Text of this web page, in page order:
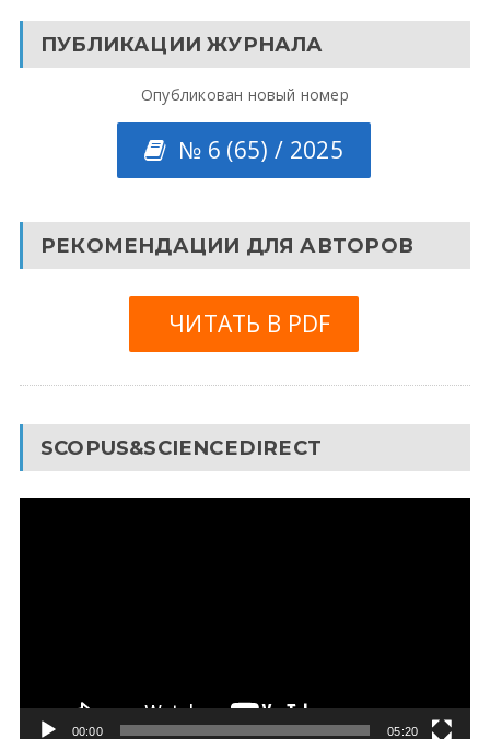
ПУБЛИКАЦИИ ЖУРНАЛА
Опубликован новый номер
№ 6 (65) / 2025
РЕКОМЕНДАЦИИ ДЛЯ АВТОРОВ
ЧИТАТЬ В PDF
SCOPUS&SCIENCEDIRECT
00:00 05:20